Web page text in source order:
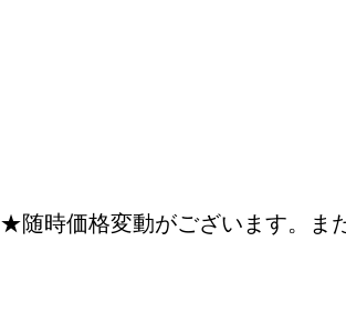
★随時価格変動がございます。ま